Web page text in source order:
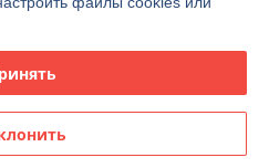
пер. Славянский дом 28
горисполком